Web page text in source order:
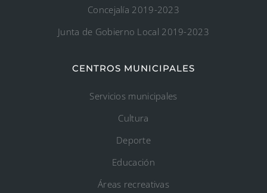
Concejalía 2019-2023
Junta de Gobierno Local 2019-2023
CENTROS MUNICIPALES
Servicios municipales
Cultura
Deporte
Educación
Áreas recreativas